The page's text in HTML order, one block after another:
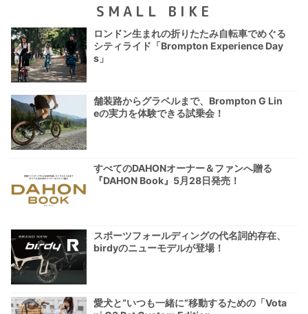
SMALL BIKE
ロンドン生まれの折りたたみ自転車でめぐる
シティライド「Brompton Experience Day
s」
舗装路からグラベルまで、Brompton G Lin
eの実力を体験できる試乗会！
すべてのDAHONオーナー＆ファンへ贈る
『DAHON Book』5月28日発売！
スポーツフォールディングの代名詞的存在、
birdyのニューモデルが登場！
愛犬と“いつも一緒に”移動するための「Vota